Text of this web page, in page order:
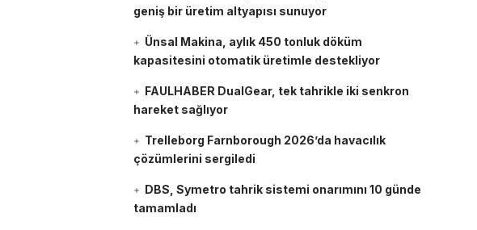
geniş bir üretim altyapısı sunuyor
Ünsal Makina, aylık 450 tonluk döküm
kapasitesini otomatik üretimle destekliyor
FAULHABER DualGear, tek tahrikle iki senkron
hareket sağlıyor
Trelleborg Farnborough 2026’da havacılık
çözümlerini sergiledi
DBS, Symetro tahrik sistemi onarımını 10 günde
tamamladı